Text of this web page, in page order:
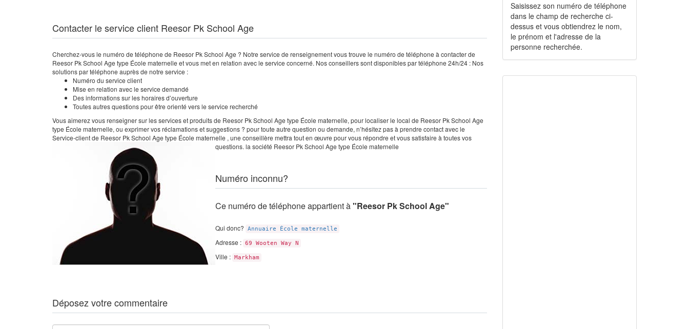
Contacter le service client Reesor Pk School Age
Cherchez-vous le numéro de téléphone de Reesor Pk School Age ? Notre service de renseignement vous trouve le numéro de téléphone à contacter de
Reesor Pk School Age type École maternelle et vous met en relation avec le service concerné. Nos conseillers sont disponibles par téléphone 24h/24 : Nos
solutions par téléphone auprès de notre service :
Numéro du service client
Mise en relation avec le service demandé
Des informations sur les horaires d’ouverture
Toutes autres questions pour être orienté vers le service recherché
Vous aimerez vous renseigner sur les services et produits de Reesor Pk School Age type École maternelle, pour localiser le local de Reesor Pk School Age
type École maternelle, ou exprimer vos réclamations et suggestions ? pour toute autre question ou demande, n’hésitez pas à prendre contact avec le
Service-client de Reesor Pk School Age type École maternelle , une conseillère mettra tout en œuvre pour vous répondre et vous satisfaire à toutes vos
questions. la société Reesor Pk School Age type École maternelle
Numéro inconnu?
Ce numéro de téléphone appartient à"Reesor Pk School Age"
Qui donc? Annuaire École maternelle
Adresse : 69 Wooten Way N
Ville : Markham
Déposez votre commentaire
Saisissez son numéro de téléphone
dans le champ de recherche ci-
dessus et vous obtiendrez le nom,
le prénom et l'adresse de la
personne recherchée.